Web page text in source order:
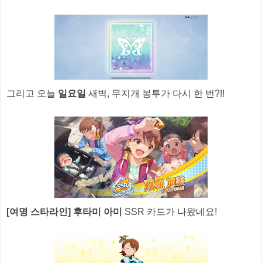
그리고 오늘 일요일 새벽, 무지개 봉투가 다시 한 번?!!
[여명 스타라인] 후타미 아미 SSR 카드가 나왔네요!